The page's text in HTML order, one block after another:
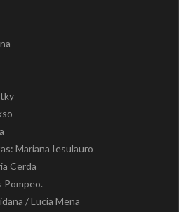
Mariana Iesulauro
Cerda
Pompeo.
/ Lucia Mena